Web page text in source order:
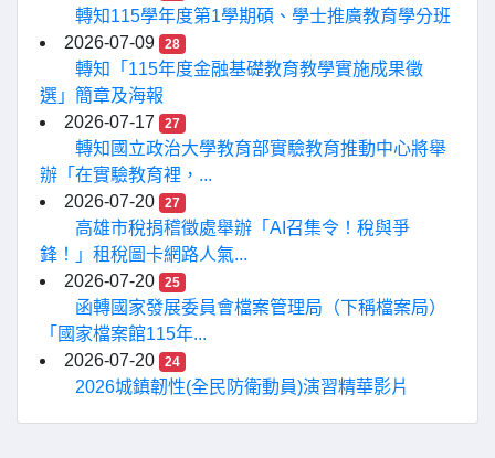
轉知115學年度第1學期碩、學士推廣教育學分班
2026-07-09
28
轉知「115年度金融基礎教育教學實施成果徵
選」簡章及海報
2026-07-17
27
轉知國立政治大學教育部實驗教育推動中心將舉
辦「在實驗教育裡，...
2026-07-20
27
高雄市稅捐稽徵處舉辦「AI召集令！稅與爭
鋒！」租稅圖卡網路人氣...
2026-07-20
25
函轉國家發展委員會檔案管理局（下稱檔案局）
「國家檔案館115年...
2026-07-20
24
2026城鎮韌性(全民防衛動員)演習精華影片